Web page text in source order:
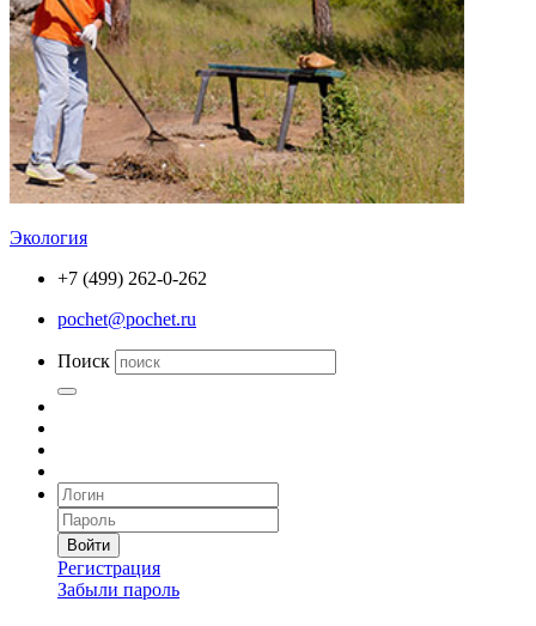
Экология
+7 (499) 262-0-262
pochet@pochet.ru
Поиск
Войти
Регистрация
Забыли пароль